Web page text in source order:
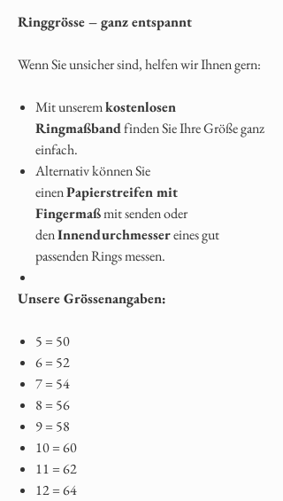
Ringgrösse – ganz entspannt
Wenn Sie unsicher sind, helfen wir Ihnen gern:
Mit unseremkostenlosen
Ringmaßbandfinden Sie Ihre Größe ganz
einfach.
Alternativ können Sie
einenPapierstreifen mit
Fingermaßmit senden oder
denInnendurchmessereines gut
passenden Rings messen.
Unsere Grössenangaben:
5 = 50
6 = 52
7 = 54
8 = 56
9 = 58
10 = 60
11 = 62
12 = 64